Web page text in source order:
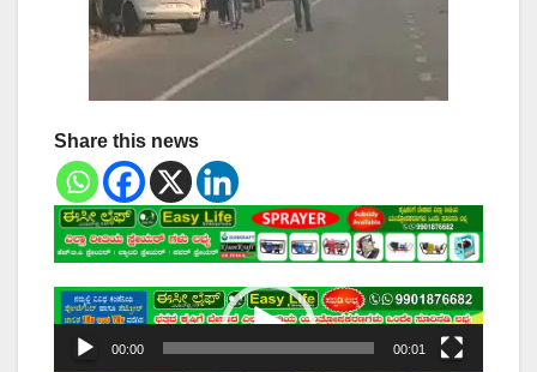
Share this news
Video
Player
00:00 00:01